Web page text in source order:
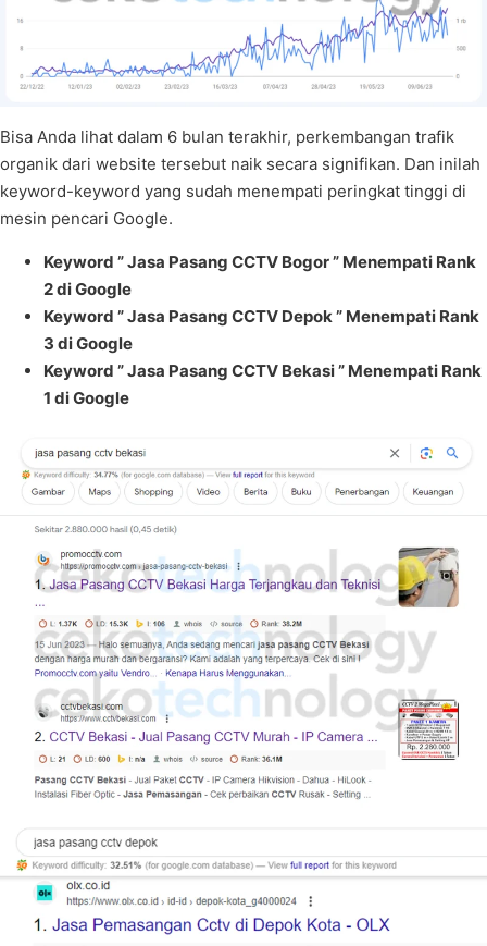
Bisa Anda lihat dalam 6 bulan terakhir, perkembangan trafik
organik dari website tersebut naik secara signifikan. Dan inilah
keyword-keyword yang sudah menempati peringkat tinggi di
mesin pencari Google.
Keyword ” Jasa Pasang CCTV Bogor ” Menempati Rank
2 di Google
Keyword ” Jasa Pasang CCTV Depok ” Menempati Rank
3 di Google
Keyword ” Jasa Pasang CCTV Bekasi ” Menempati Rank
1 di Google